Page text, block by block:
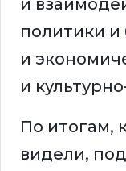
и
политики и
и
и
По итогам,
видели,